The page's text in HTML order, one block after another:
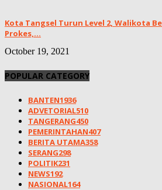
Kota Tangsel Turun Level 2, Walikota
Prokes,...
October 19, 2021
POPULAR CATEGORY
BANTEN1936
ADVETORIAL510
TANGERANG450
PEMERINTAHAN407
BERITA UTAMA358
SERANG298
POLITIK231
NEWS192
NASIONAL164